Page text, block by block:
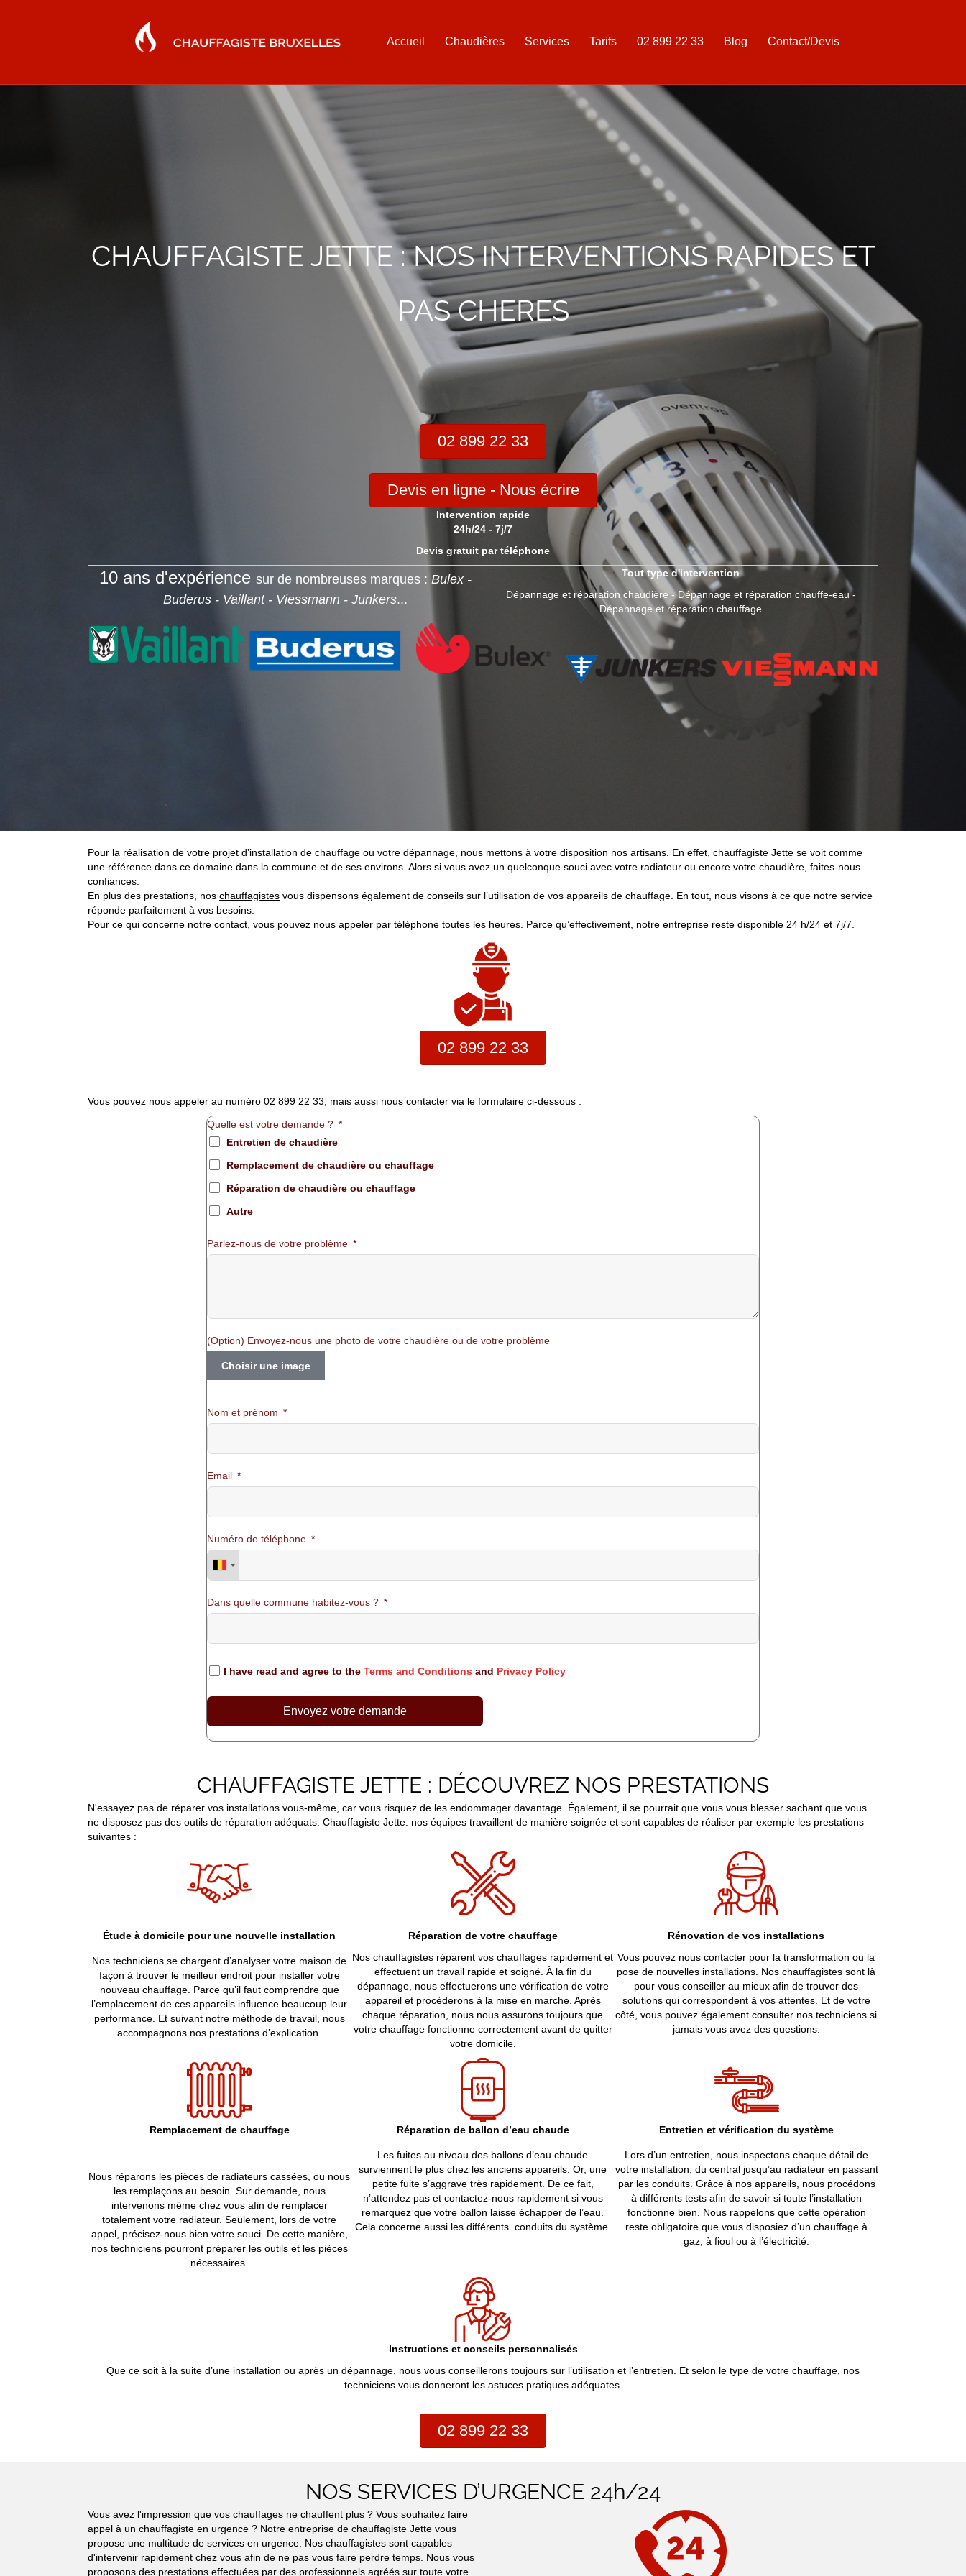
Accueil Chaudières Services Tarifs 02 899 22 33 Blog Contact/Devis
CHAUFFAGISTE JETTE : NOS INTERVENTIONS RAPIDES ET
PAS CHERES
02 899 22 33
Devis en ligne - Nous écrire
Intervention rapide
24h/24 - 7j/7
Devis gratuit par téléphone
10 ans d'expérience sur de nombreuses marques : Bulex -
Buderus - Vaillant - Viessmann - Junkers...
Tout type d'intervention
Dépannage et réparation chaudière - Dépannage et réparation chauffe-eau -
Dépannage et réparation chauffage
Pour la réalisation de votre projet d’installation de chauffage ou votre dépannage, nous mettons à votre disposition nos artisans. En effet, chauffagiste Jette se voit comme
une référence dans ce domaine dans la commune et de ses environs. Alors si vous avez un quelconque souci avec votre radiateur ou encore votre chaudière, faites-nous
confiances.
En plus des prestations, nos chauffagistes vous dispensons également de conseils sur l’utilisation de vos appareils de chauffage. En tout, nous visons à ce que notre service
réponde parfaitement à vos besoins.
Pour ce qui concerne notre contact, vous pouvez nous appeler par téléphone toutes les heures. Parce qu’effectivement, notre entreprise reste disponible 24 h/24 et 7j/7.
02 899 22 33
Vous pouvez nous appeler au numéro 02 899 22 33, mais aussi nous contacter via le formulaire ci-dessous :
Quelle est votre demande ?
Entretien de chaudière
Remplacement de chaudière ou chauffage
Réparation de chaudière ou chauffage
Autre
Parlez-nous de votre problème
(Option) Envoyez-nous une photo de votre chaudière ou de votre problème
Choisir une image
Nom et prénom
Email
Numéro de téléphone
Dans quelle commune habitez-vous ?
I have read and agree to the Terms and Conditions and Privacy Policy
Envoyez votre demande
CHAUFFAGISTE JETTE : DÉCOUVREZ NOS PRESTATIONS
N'essayez pas de réparer vos installations vous-même, car vous risquez de les endommager davantage. Également, il se pourrait que vous vous blesser sachant que vous
ne disposez pas des outils de réparation adéquats. Chauffagiste Jette: nos équipes travaillent de manière soignée et sont capables de réaliser par exemple les prestations
suivantes :
Étude à domicile pour une nouvelle installation
Nos techniciens se chargent d’analyser votre maison de
façon à trouver le meilleur endroit pour installer votre
nouveau chauffage. Parce qu’il faut comprendre que
l’emplacement de ces appareils influence beaucoup leur
performance. Et suivant notre méthode de travail, nous
accompagnons nos prestations d’explication.
Réparation de votre chauffage
Nos chauffagistes réparent vos chauffages rapidement et
effectuent un travail rapide et soigné. À la fin du
dépannage, nous effectuerons une vérification de votre
appareil et procèderons à la mise en marche. Après
chaque réparation, nous nous assurons toujours que
votre chauffage fonctionne correctement avant de quitter
votre domicile.
Rénovation de vos installations
Vous pouvez nous contacter pour la transformation ou la
pose de nouvelles installations. Nos chauffagistes sont là
pour vous conseiller au mieux afin de trouver des
solutions qui correspondent à vos attentes. Et de votre
côté, vous pouvez également consulter nos techniciens si
jamais vous avez des questions.
Remplacement de chauffage
Nous réparons les pièces de radiateurs cassées, ou nous
les remplaçons au besoin. Sur demande, nous
intervenons même chez vous afin de remplacer
totalement votre radiateur. Seulement, lors de votre
appel, précisez-nous bien votre souci. De cette manière,
nos techniciens pourront préparer les outils et les pièces
nécessaires.
Réparation de ballon d’eau chaude
Les fuites au niveau des ballons d’eau chaude
surviennent le plus chez les anciens appareils. Or, une
petite fuite s’aggrave très rapidement. De ce fait,
n’attendez pas et contactez-nous rapidement si vous
remarquez que votre ballon laisse échapper de l’eau.
Cela concerne aussi les différents conduits du système.
Entretien et vérification du système
Lors d’un entretien, nous inspectons chaque détail de
votre installation, du central jusqu’au radiateur en passant
par les conduits. Grâce à nos appareils, nous procédons
à différents tests afin de savoir si toute l’installation
fonctionne bien. Nous rappelons que cette opération
reste obligatoire que vous disposiez d’un chauffage à
gaz, à fioul ou à l’électricité.
Instructions et conseils personnalisés
Que ce soit à la suite d’une installation ou après un dépannage, nous vous conseillerons toujours sur l’utilisation et l’entretien. Et selon le type de votre chauffage, nos
techniciens vous donneront les astuces pratiques adéquates.
02 899 22 33
NOS SERVICES D’URGENCE 24h/24
Vous avez l'impression que vos chauffages ne chauffent plus ? Vous souhaitez faire
appel à un chauffagiste en urgence ? Notre entreprise de chauffagiste Jette vous
propose une multitude de services en urgence. Nos chauffagistes sont capables
d'intervenir rapidement chez vous afin de ne pas vous faire perdre temps. Nous vous
proposons des prestations effectuées par des professionnels agréés sur toute votre